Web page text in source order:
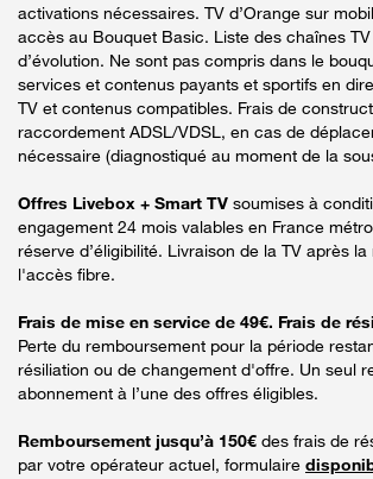
activations nécessaires. TV d’Orange sur
accès au Bouquet Basic. Liste des chaînes
d’évolution. Ne sont pas compris dans le
services et contenus payants et sportifs en
TV et contenus compatibles. Frais de
raccordement ADSL/VDSL, en cas de
nécessaire (diagnostiqué au moment de la
Offres Livebox + Smart TV soumises à
engagement 24 mois valables en France
réserve d’éligibilité. Livraison de la TV après
l'accès fibre.
Frais de mise en service de 49€. Frais de
Perte du remboursement pour la période
résiliation ou de changement d'offre. Un seul
abonnement à l’une des offres éligibles.
Remboursement jusqu’à 150€ des frais de
par votre opérateur actuel, formulaire